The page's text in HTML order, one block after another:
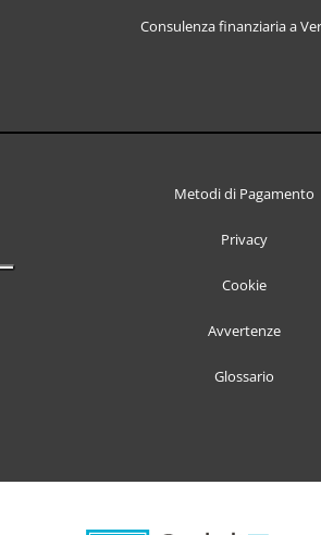
Consulenza finanziaria a
Metodi di Pagamento
Privacy
Cookie
Avvertenze
Glossario